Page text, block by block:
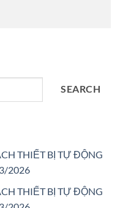
SEARCH
THIẾT BỊ TỰ ĐỘNG
2026
THIẾT BỊ TỰ ĐỘNG